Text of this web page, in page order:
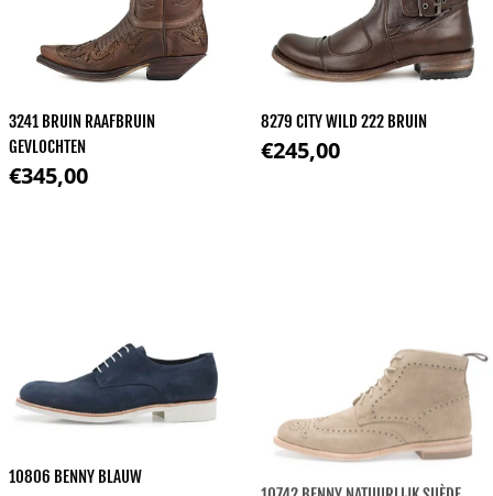
3241 BRUIN RAAFBRUIN
GEVLOCHTEN
Normale prijs
€345,00
8279 CITY WILD 222 BRUIN
Normale prijs
€245,00
10806 BENNY BLAUW